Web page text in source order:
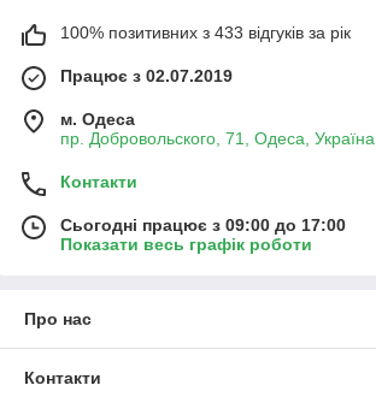
100% позитивних з 433 відгуків за рік
Працює з 02.07.2019
м. Одеса
пр. Добровольского, 71, Одеса, Україна
Контакти
Сьогодні працює з 09:00 до 17:00
Показати весь графік роботи
Про нас
Контакти